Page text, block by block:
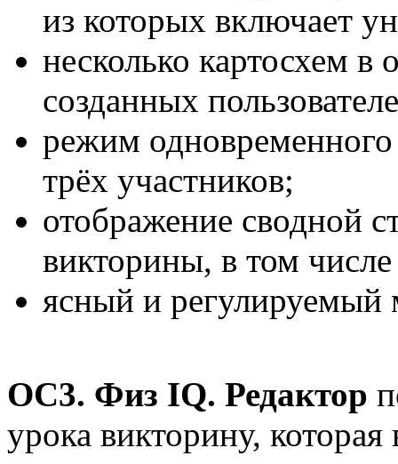
из которых включает
несколько картосхем в
созданных
режим
трёх участников;
отображение сводной
викторины, в том
ясный и регулируемый
OC3. Физ IQ. Редактор
урока викторину,